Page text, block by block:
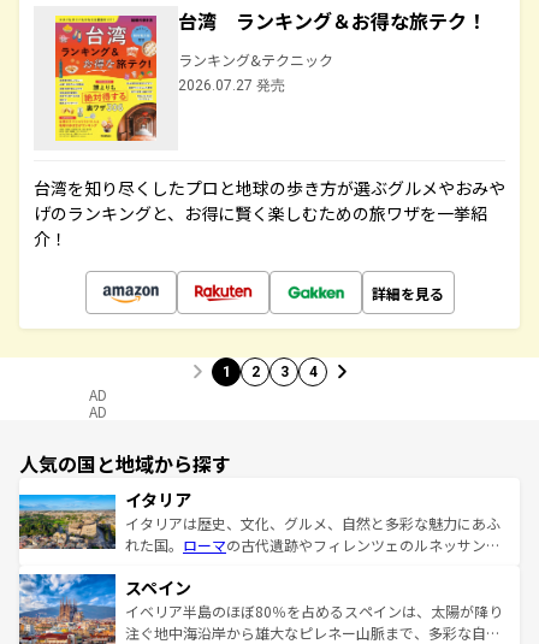
台湾 ランキング＆お得な旅テク！
ランキング&テクニック
2026.07.27 発売
台湾を知り尽くしたプロと地球の歩き方が選ぶグルメやおみや
げのランキングと、お得に賢く楽しむための旅ワザを一挙紹
介！
詳細を見る
1 2 3 4
AD
AD
人気の国と地域から探す
イタリア
イタリアは歴史、文化、グルメ、自然と多彩な魅力にあふ
れた国。 ローマの古代遺跡やフィレンツェのルネッサンス
ろん、トスカーナの美しい田園風景やアマルフィ海岸の絶
景など、自然景観も見逃せない。観光の合間には、本場の
ピザやパスタなど、絶品のイタリア料理を堪能することも
スペイン
イベリア半島のほぼ80％を占めるスペインは、太陽が降り
注ぐ地中海沿岸から雄大なピレネー山脈まで、多彩な自然